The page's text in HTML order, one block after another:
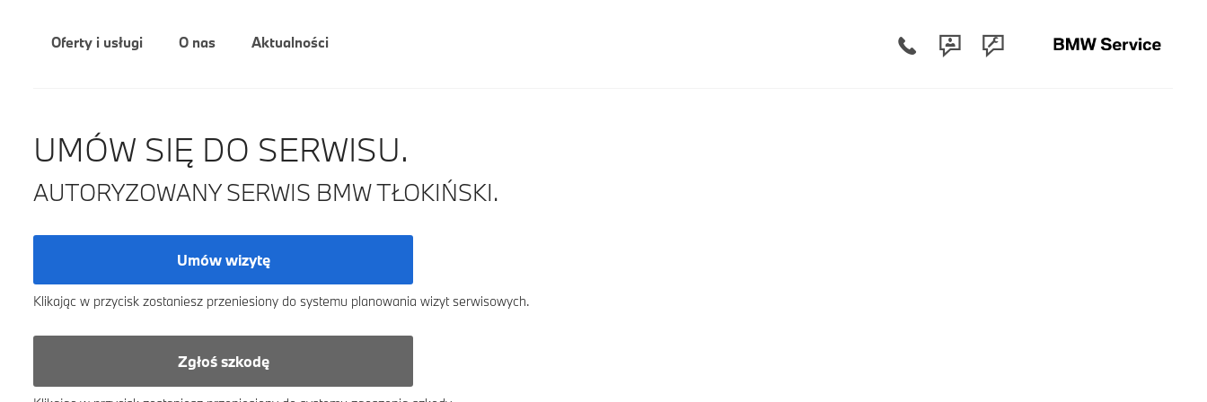
Oferty i usługi O nas Aktualności
UMÓW SIĘ DO SERWISU.
AUTORYZOWANY SERWIS BMW TŁOKIŃSKI.
Umów wizytę
Klikając w przycisk zostaniesz przeniesiony do systemu planowania wizyt serwisowych.
Zgłoś szkodę